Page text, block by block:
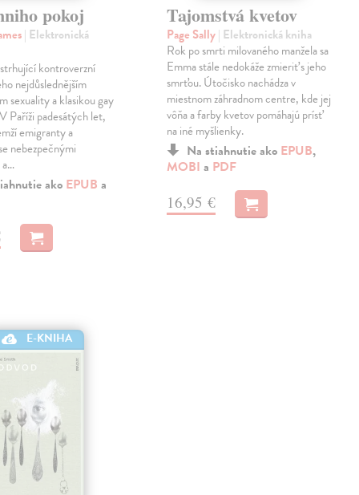
pokoj
| Elektronická
kontroverzní
nejdůslednějším
sexuality a klasikou gay
Paříži padesátých let,
emigranty a
nebezpečnými
a…
ako EPUB a
Tajomstvá kvetov
Page Sally| Elektronická kniha
Rok po smrti milovaného manžela sa
Emma stále nedokáže zmieriť s jeho
smrťou. Útočisko nachádza v
miestnom záhradnom centre, kde jej
vôňa a farby kvetov pomáhajú prísť
na iné myšlienky.
Na stiahnutie ako EPUB,
MOBI a PDF
16,95 €
E-KNIHA